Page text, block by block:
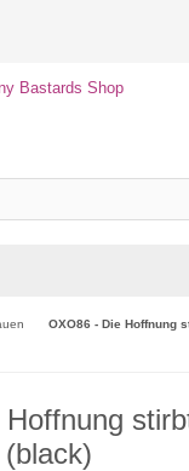
OXO86 - Die Hoffnung